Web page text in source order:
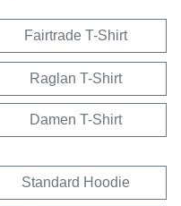
Fairtrade T-Shirt
Raglan T-Shirt
Damen T-Shirt
Standard Hoodie